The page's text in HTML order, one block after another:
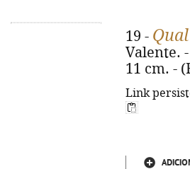
19 -
Valente.
11 cm. -
Link